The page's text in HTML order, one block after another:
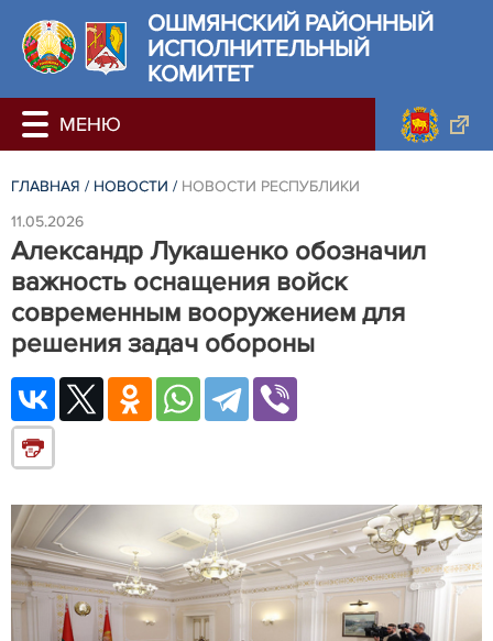
ОШМЯНСКИЙ РАЙОННЫЙ
ИСПОЛНИТЕЛЬНЫЙ
КОМИТЕТ
ГЛАВНАЯ / НОВОСТИ / НОВОСТИ РЕСПУБЛИКИ
11.05.2026
Александр Лукашенко обозначил
важность оснащения войск
современным вооружением для
решения задач обороны